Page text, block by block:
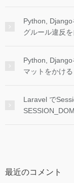
Python,
グルール違反
Python,
マットをかける
Laravel で
最近のコメント